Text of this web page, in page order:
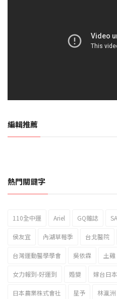
編輯推薦
2023新北市北海岸國際風
熱門關鍵字
110全中運 Ariel GQ雜誌
侯友宜 內湖草莓季 台北醫院
台灣運動醫學學會 吳依霖 土雞
女力報到-好運到 婚變 嫁台日
日本農業株式會社 星予 林瀛洲